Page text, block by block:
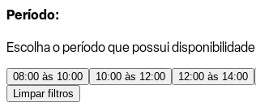
Período:
Escolha o período que possui disponibilidade
08:00 às 10:00 10:00 às 12:00 12:00 às 14:00
Limpar filtros